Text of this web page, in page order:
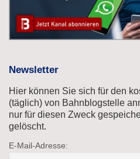
Newsletter
Hier können Sie sich für den
(täglich) von Bahnblogstelle
nur für diesen Zweck
gelöscht.
E-Mail-Adresse: